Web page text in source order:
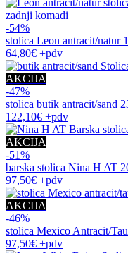
zadnji komadi
-54%
stolica Leon antracit/natur
64,80€ +pdv
AKCIJA
-47%
stolica butik antracit/sand
122,10€ +pdv
AKCIJA
-51%
barska stolica Nina H AT
97,50€ +pdv
AKCIJA
-46%
stolica Mexico Antracit/
97,50€ +pdv